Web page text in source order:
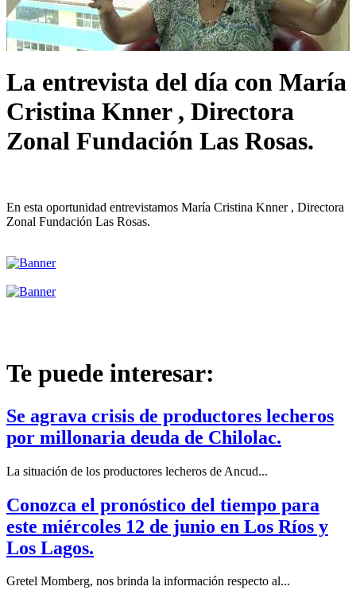
La entrevista del día con María
Cristina Knner , Directora
Zonal Fundación Las Rosas.
En esta oportunidad entrevistamos María Cristina Knner , Directora
Zonal Fundación Las Rosas.
Te puede interesar:
Se agrava crisis de productores lecheros
por millonaria deuda de Chilolac.
La situación de los productores lecheros de Ancud...
Conozca el pronóstico del tiempo para
este miércoles 12 de junio en Los Ríos y
Los Lagos.
Gretel Momberg, nos brinda la información respecto al...